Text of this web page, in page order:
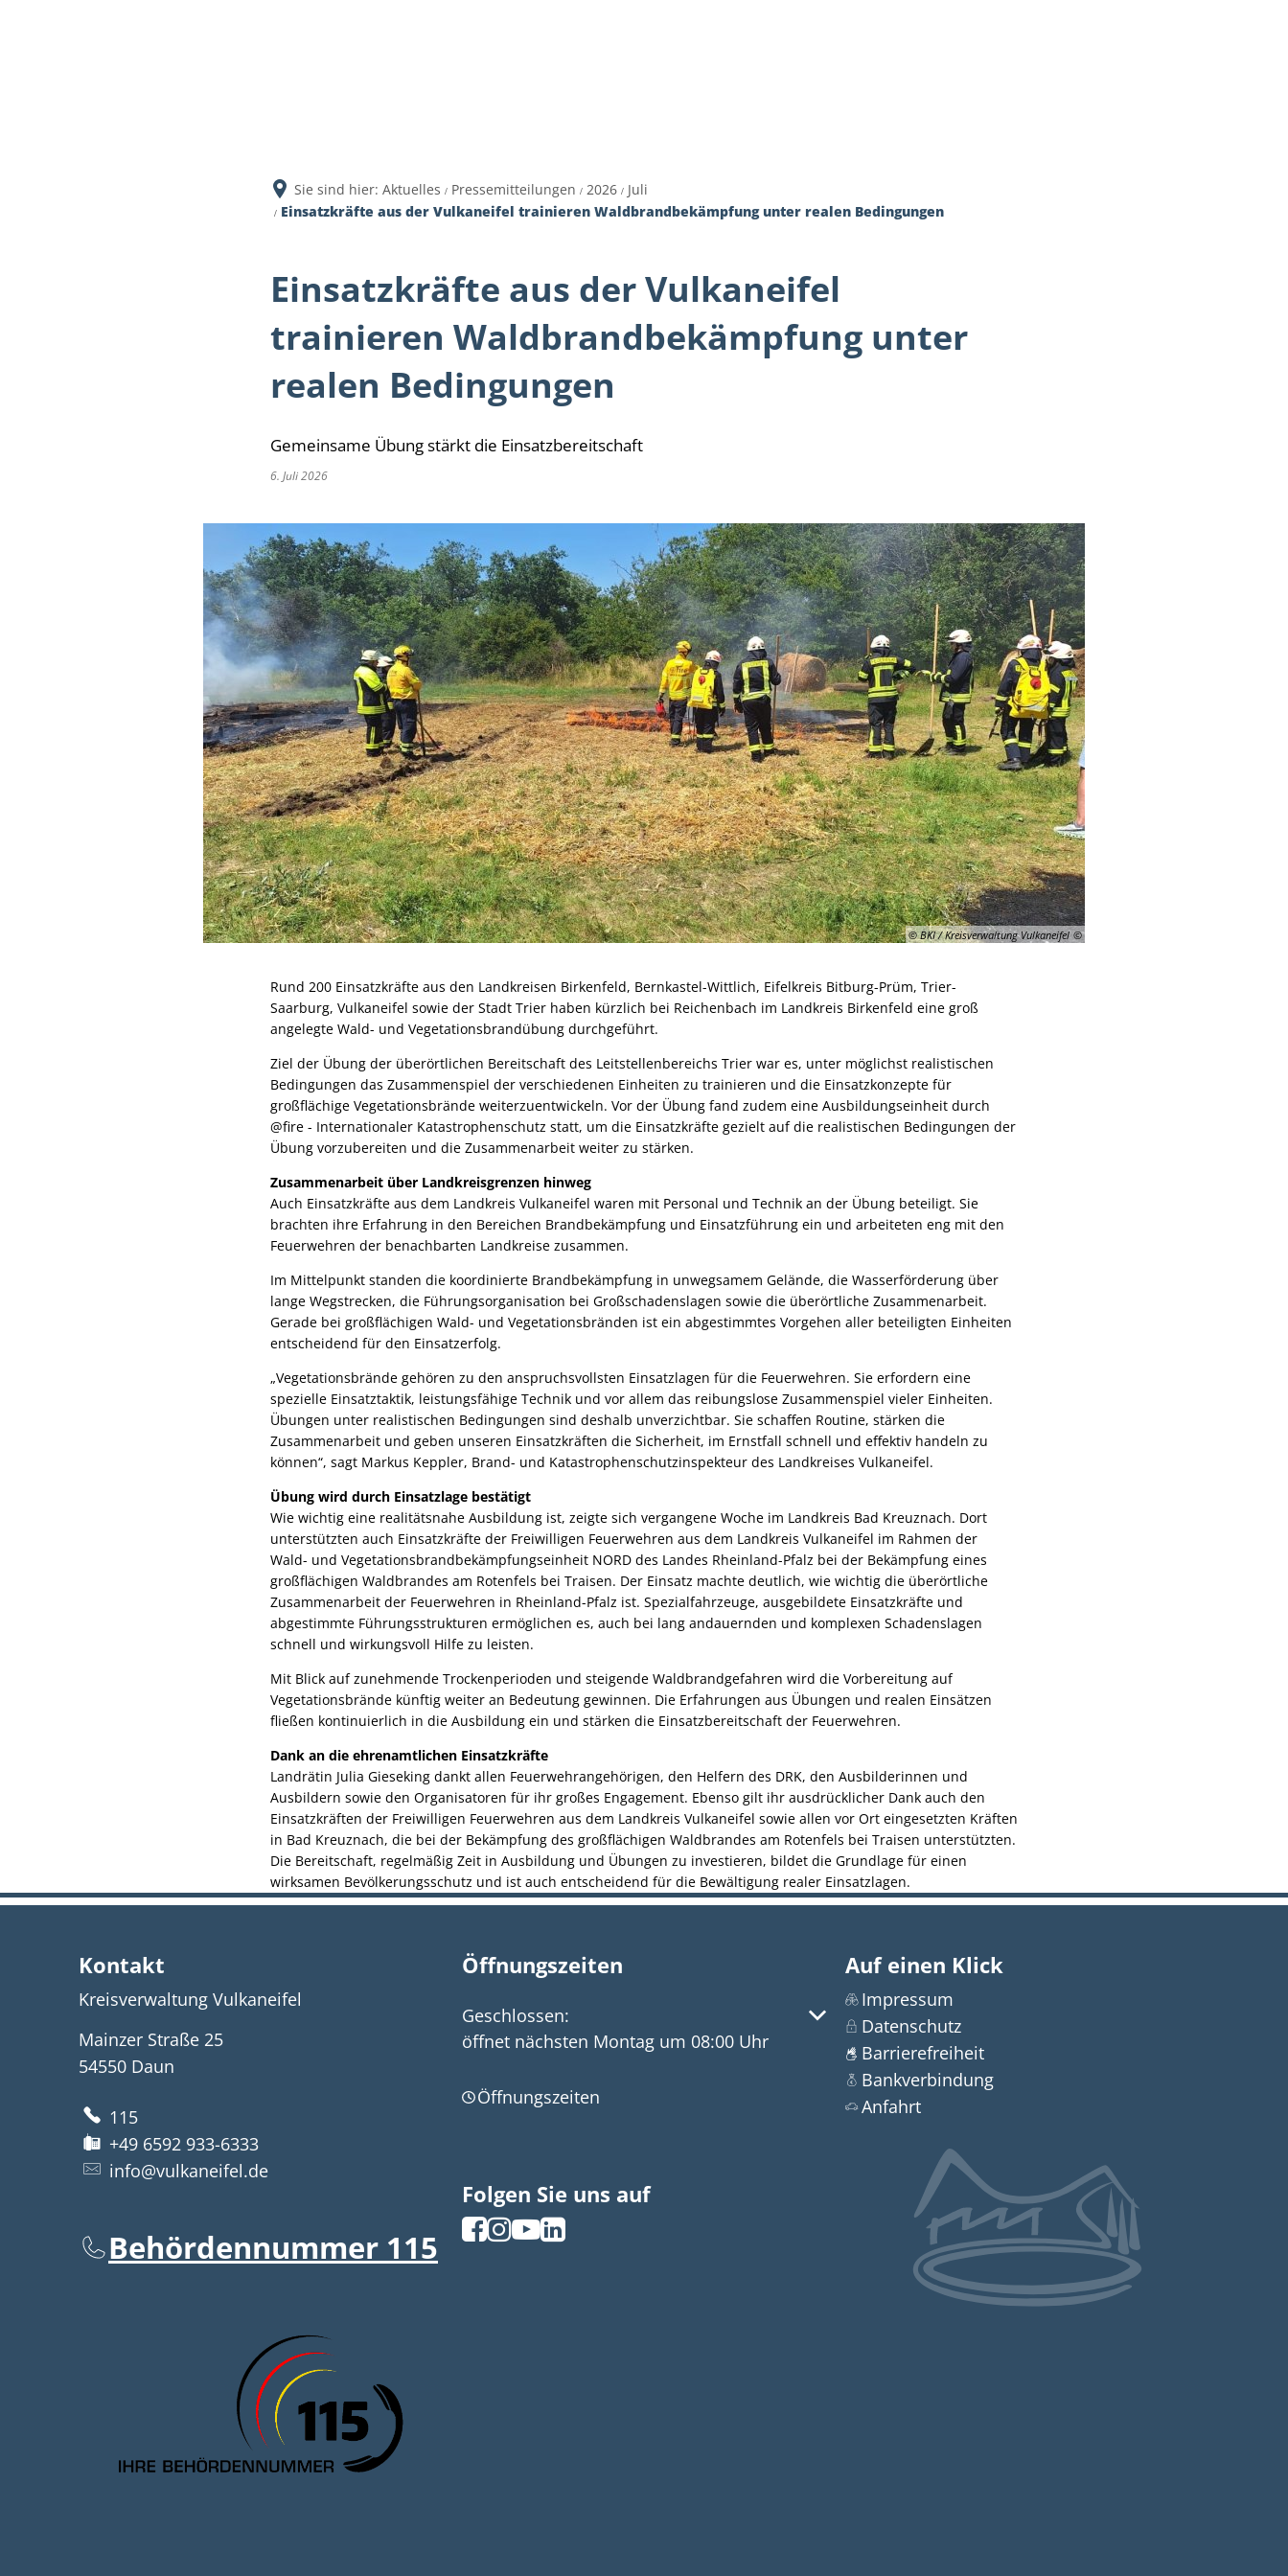
Sie sind hier: Aktuelles Pressemitteilungen 2026
Juli
Einsatzkräfte aus der Vulkaneifel trainieren Waldbrandbekämpfung unter realen Bedingungen
Einsatzkräfte aus der Vulkaneifel
trainieren Waldbrandbekämpfung unter
realen Bedingungen
Gemeinsame Übung stärkt die Einsatzbereitschaft
6. Juli 2026
© BKI / Kreisverwaltung Vulkaneifel
Rund 200 Einsatzkräfte aus den Landkreisen Birkenfeld, Bernkastel-Wittlich, Eifelkreis Bitburg-Prüm, Trier-
Saarburg, Vulkaneifel sowie der Stadt Trier haben kürzlich bei Reichenbach im Landkreis Birkenfeld eine groß
angelegte Wald- und Vegetationsbrandübung durchgeführt.
Ziel der Übung der überörtlichen Bereitschaft des Leitstellenbereichs Trier war es, unter möglichst realistischen
Bedingungen das Zusammenspiel der verschiedenen Einheiten zu trainieren und die Einsatzkonzepte für
großflächige Vegetationsbrände weiterzuentwickeln. Vor der Übung fand zudem eine Ausbildungseinheit durch
@fire - Internationaler Katastrophenschutz statt, um die Einsatzkräfte gezielt auf die realistischen Bedingungen der
Übung vorzubereiten und die Zusammenarbeit weiter zu stärken.
Zusammenarbeit über Landkreisgrenzen hinweg
Auch Einsatzkräfte aus dem Landkreis Vulkaneifel waren mit Personal und Technik an der Übung beteiligt. Sie
brachten ihre Erfahrung in den Bereichen Brandbekämpfung und Einsatzführung ein und arbeiteten eng mit den
Feuerwehren der benachbarten Landkreise zusammen.
Im Mittelpunkt standen die koordinierte Brandbekämpfung in unwegsamem Gelände, die Wasserförderung über
lange Wegstrecken, die Führungsorganisation bei Großschadenslagen sowie die überörtliche Zusammenarbeit.
Gerade bei großflächigen Wald- und Vegetationsbränden ist ein abgestimmtes Vorgehen aller beteiligten Einheiten
entscheidend für den Einsatzerfolg.
„Vegetationsbrände gehören zu den anspruchsvollsten Einsatzlagen für die Feuerwehren. Sie erfordern eine
spezielle Einsatztaktik, leistungsfähige Technik und vor allem das reibungslose Zusammenspiel vieler Einheiten.
Übungen unter realistischen Bedingungen sind deshalb unverzichtbar. Sie schaffen Routine, stärken die
Zusammenarbeit und geben unseren Einsatzkräften die Sicherheit, im Ernstfall schnell und effektiv handeln zu
können“, sagt Markus Keppler, Brand- und Katastrophenschutzinspekteur des Landkreises Vulkaneifel.
Übung wird durch Einsatzlage bestätigt
Wie wichtig eine realitätsnahe Ausbildung ist, zeigte sich vergangene Woche im Landkreis Bad Kreuznach. Dort
unterstützten auch Einsatzkräfte der Freiwilligen Feuerwehren aus dem Landkreis Vulkaneifel im Rahmen der
Wald- und Vegetationsbrandbekämpfungseinheit NORD des Landes Rheinland-Pfalz bei der Bekämpfung eines
großflächigen Waldbrandes am Rotenfels bei Traisen. Der Einsatz machte deutlich, wie wichtig die überörtliche
Zusammenarbeit der Feuerwehren in Rheinland-Pfalz ist. Spezialfahrzeuge, ausgebildete Einsatzkräfte und
abgestimmte Führungsstrukturen ermöglichen es, auch bei lang andauernden und komplexen Schadenslagen
schnell und wirkungsvoll Hilfe zu leisten.
Mit Blick auf zunehmende Trockenperioden und steigende Waldbrandgefahren wird die Vorbereitung auf
Vegetationsbrände künftig weiter an Bedeutung gewinnen. Die Erfahrungen aus Übungen und realen Einsätzen
fließen kontinuierlich in die Ausbildung ein und stärken die Einsatzbereitschaft der Feuerwehren.
Dank an die ehrenamtlichen Einsatzkräfte
Landrätin Julia Gieseking dankt allen Feuerwehrangehörigen, den Helfern des DRK, den Ausbilderinnen und
Ausbildern sowie den Organisatoren für ihr großes Engagement. Ebenso gilt ihr ausdrücklicher Dank auch den
Einsatzkräften der Freiwilligen Feuerwehren aus dem Landkreis Vulkaneifel sowie allen vor Ort eingesetzten Kräften
in Bad Kreuznach, die bei der Bekämpfung des großflächigen Waldbrandes am Rotenfels bei Traisen unterstützten.
Die Bereitschaft, regelmäßig Zeit in Ausbildung und Übungen zu investieren, bildet die Grundlage für einen
wirksamen Bevölkerungsschutz und ist auch entscheidend für die Bewältigung realer Einsatzlagen.
Kontakt
Kreisverwaltung Vulkaneifel
Mainzer Straße 25
54550 Daun
115
+49 6592 933-6333
info@vulkaneifel.de
Behördennummer 115
Öffnungszeiten
Klicken, um weitere Öffnungs- oder Schließzeiten auszublenden
Geschlossen:
öffnet nächsten Montag um 08:00 Uhr
Öffnungszeiten
Folgen Sie uns auf
Auf einen Klick
Impressum
Datenschutz
Barrierefreiheit
Bankverbindung
Anfahrt